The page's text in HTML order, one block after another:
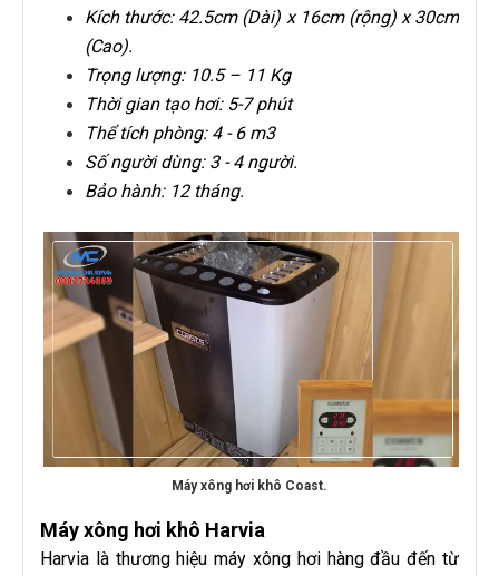
Kích thước: 42.5cm (Dài) x 16cm (rộng) x 30cm
(Cao).
Trọng lượng: 10.5 – 11 Kg
Thời gian tạo hơi: 5-7 phút
Thể tích phòng: 4 - 6 m3
Số người dùng: 3 - 4 người.
Bảo hành: 12 tháng.
Máy xông hơi khô Coast.
Máy xông hơi khô Harvia
Harvia là thương hiệu máy xông hơi hàng đầu đến từ